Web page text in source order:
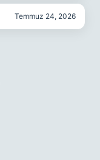
Temmuz 24, 2026